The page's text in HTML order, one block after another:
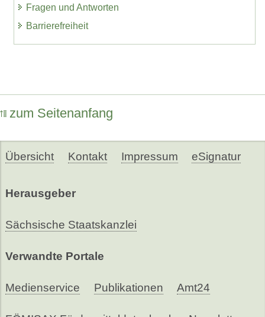
Fragen und Antworten
Barrierefreiheit
zum Seitenanfang
Übersicht Kontakt Impressum eSignatur
Herausgeber
Sächsische Staatskanzlei
Verwandte Portale
Medienservice Publikationen Amt24